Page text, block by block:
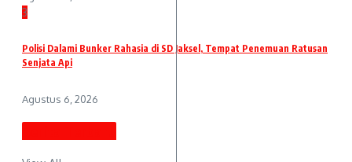
3
Polisi Dalami Bunker Rahasia di SD Jaksel, Tempat Penemuan Ratusan
Senjata Api
Agustus 6, 2026